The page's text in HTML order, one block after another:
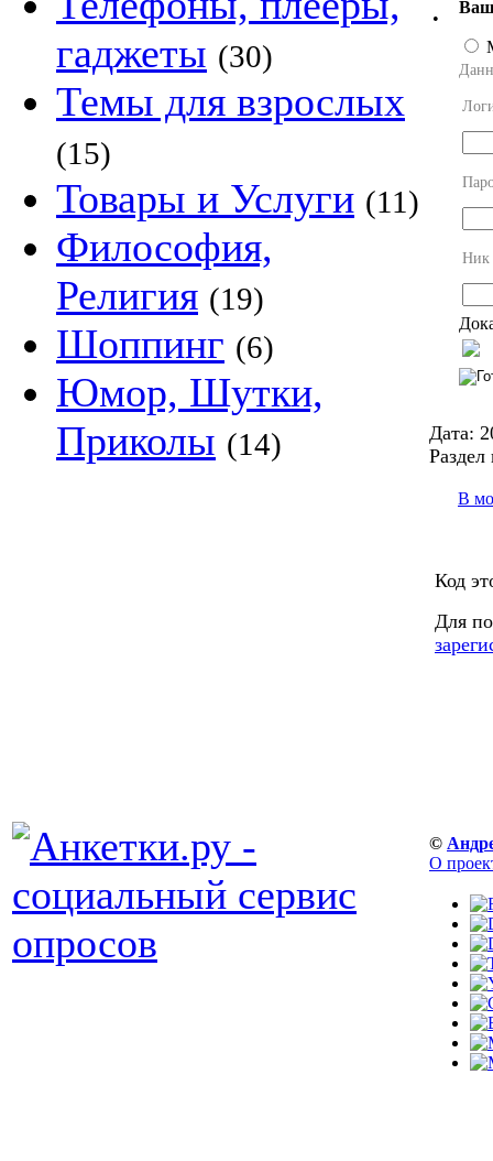
гаджеты (30)
Темы для взрослых
(15)
Товары и Услуги (11)
Философия,
Религия (19)
Шоппинг (6)
Юмор, Шутки,
Приколы (14)
•
Ник
Дата:
Раздел
В
Код
Для
©
О